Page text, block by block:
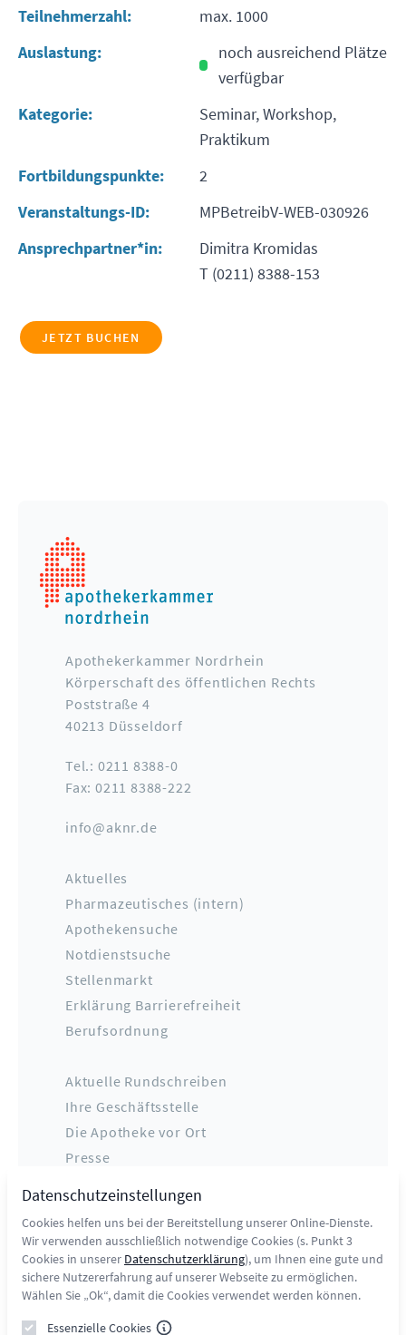
Teilnehmerzahl:
max. 1000
Auslastung:
noch ausreichend Plätze
verfügbar
Kategorie:
Seminar, Workshop,
Praktikum
Fortbildungspunkte:
2
Veranstaltungs-ID:
MPBetreibV-WEB-030926
Ansprechpartner*in:
Dimitra Kromidas
T (0211) 8388-153
JETZT BUCHEN
Apothekerkammer Nordrhein
Körperschaft des öffentlichen Rechts
Poststraße 4
40213 Düsseldorf
Tel.: 0211 8388-0
Fax: 0211 8388-222
info@aknr.de
Aktuelles
Pharmazeutisches (intern)
Apothekensuche
Notdienstsuche
Stellenmarkt
Erklärung Barrierefreiheit
Berufsordnung
Aktuelle Rundschreiben
Ihre Geschäftsstelle
Die Apotheke vor Ort
Presse
Kontakt
Datenschutzeinstellungen
Cookies helfen uns bei der Bereitstellung unserer Online-Dienste.
Wir verwenden ausschließlich notwendige Cookies (s. Punkt 3
Cookies in unserer Datenschutzerklärung), um Ihnen eine gute und
sichere Nutzererfahrung auf unserer Webseite zu ermöglichen.
Wählen Sie „Ok“, damit die Cookies verwendet werden können.
Essenzielle Cookies